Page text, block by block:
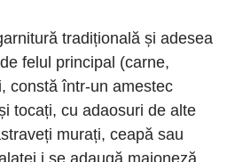
tradițională și adesea
felul principal (carne,
constă într-un amestec
tocați, cu adaosuri de alte
murați, ceapă sau
i se adaugă maioneză,